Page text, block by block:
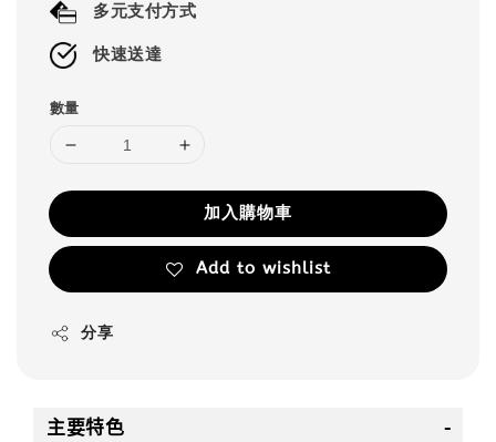
多元支付方式
快速送達
數量
加入購物車
Add to wishlist
分享
主要特色